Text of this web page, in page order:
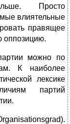
Просто
влиятельные
правящее
оппозицию.
можно по
К наиболее
лексике
партий